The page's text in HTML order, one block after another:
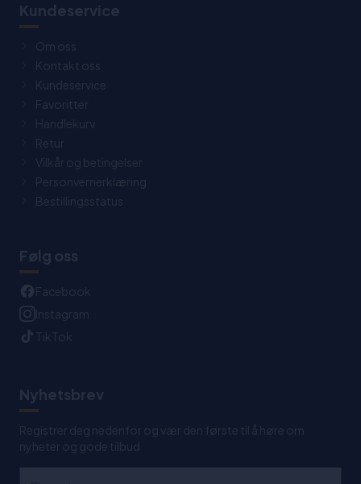
Kundeservice
Om oss
Kontakt oss
Kundeservice
Favoritter
Handlekurv
Retur
Vilkår og betingelser
Personvernerklæring
Bestillingsstatus
Følg oss
Facebook
Instagram
TikTok
Nyhetsbrev
Registrer deg nedenfor og vær den første til å høre om
nyheter og gode tilbud